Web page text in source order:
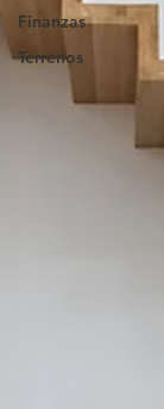
Finanzas
Terrenos